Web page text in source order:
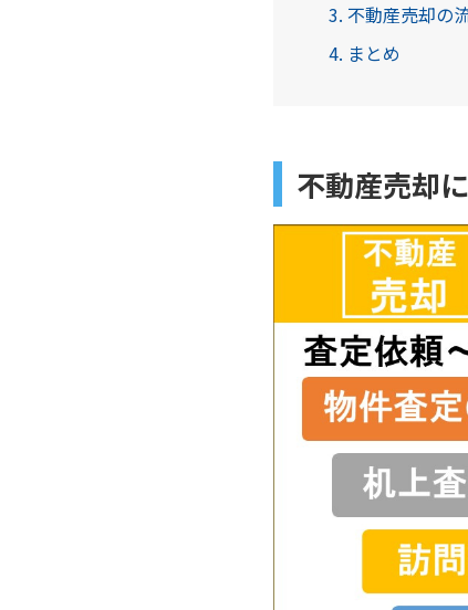
3. 不動産売却の
4. まとめ
不動産売却